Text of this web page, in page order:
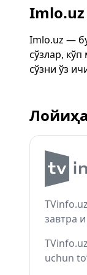
Imlo.uz —
сўзлар,
сўзни ўз
завтра
uchun